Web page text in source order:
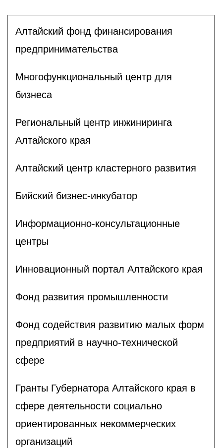
Алтайский фонд финансирования
предпринимательства
Многофункциональный центр для
бизнеса
Региональный центр инжиниринга
Алтайского края
Алтайский центр кластерного развития
Бийский бизнес-инкубатор
Информационно-консультационные
центры
Инновационный портал Алтайского края
Фонд развития промышленности
Фонд содействия развитию малых форм
предприятий в научно-технической
сфере
Гранты Губернатора Алтайского края в
сфере деятельности социально
ориентированных некоммерческих
организаций